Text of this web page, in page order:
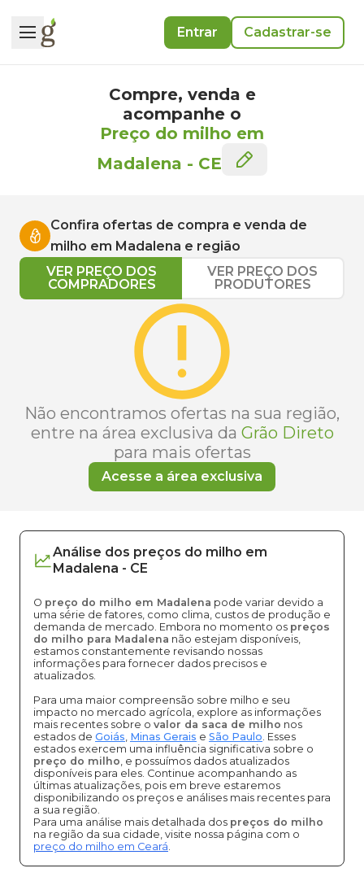
Entrar Cadastrar-se
Compre, venda e
acompanhe o
Preço do milho em
Madalena - CE
Confira ofertas de compra e venda de
milho em Madalena e região
VER PREÇO DOS
COMPRADORES
VER PREÇO DOS
PRODUTORES
Não encontramos ofertas na sua região,
entre na área exclusiva da Grão Direto
para mais ofertas
Acesse a área exclusiva
Análise dos preços do milho em
Madalena - CE
O preço do milho em Madalena pode variar devido a
uma série de fatores, como clima, custos de produção e
demanda de mercado. Embora no momento os preços
do milho para Madalena não estejam disponíveis,
estamos constantemente revisando nossas
informações para fornecer dados precisos e
atualizados.
Para uma maior compreensão sobre milho e seu
impacto no mercado agrícola, explore as informações
mais recentes sobre o valor da saca de milho nos
estados de Goiás, Minas Gerais e São Paulo. Esses
estados exercem uma influência significativa sobre o
preço do milho, e possuímos dados atualizados
disponíveis para eles. Continue acompanhando as
últimas atualizações, pois em breve estaremos
disponibilizando os preços e análises mais recentes para
a sua região.
Para uma análise mais detalhada dos preços do milho
na região da sua cidade, visite nossa página com o
preço do milho em Ceará.